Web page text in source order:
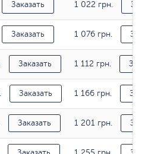
Заказать 1 022 грн.
Заказать 1 076 грн.
Заказать 1 112 грн.
Заказать 1 166 грн.
Заказать 1 201 грн.